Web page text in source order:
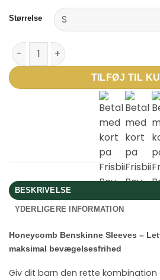
Størrelse
Benskinne Sleeves Børn - Sort antal
TILFØJ TIL
BESKRIVELSE
YDERLIGERE INFORMATION
Honeycomb Benskinne Sleeves –
maksimal bevægelsesfrihed
Giv dit barn den rette kombination